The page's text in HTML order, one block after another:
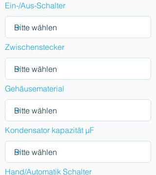
Ein-/Aus-Schalter
Zwischenstecker
Gehäusematerial
Kondensator kapazität µF
Hand/Automatik Schalter